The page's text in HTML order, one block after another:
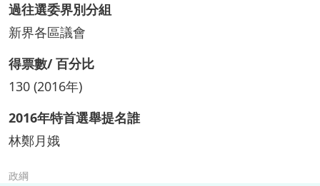
過往選委界別分組
新界各區議會
得票數/ 百分比
130 (2016年)
2016年特首選舉提名誰
林鄭月娥
政綱